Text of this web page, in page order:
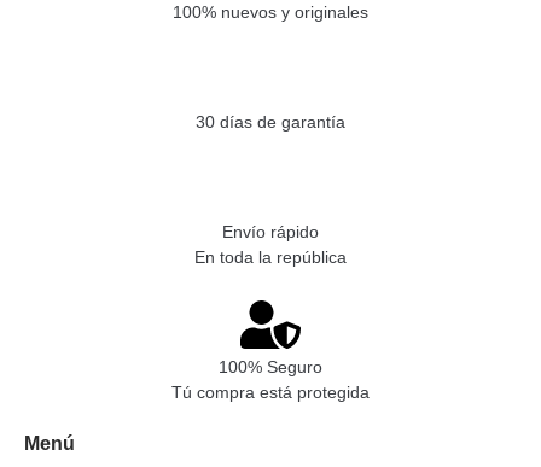
100% nuevos y originales
30 días de garantía
Envío rápido
En toda la república
100% Seguro
Tú compra está protegida
Menú